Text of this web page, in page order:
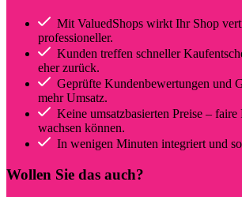
Mit ValuedShops wirkt Ihr Shop
professioneller.
Kunden treffen schneller
eher zurück.
Geprüfte Kundenbewertungen und
mehr Umsatz.
Keine umsatzbasierten Preise – faire
wachsen können.
In wenigen Minuten integriert und
Wollen Sie das auch?